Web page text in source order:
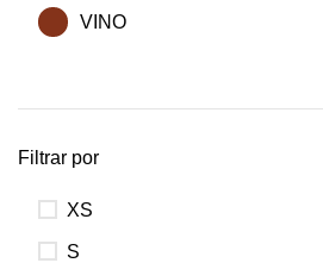
VINO
Filtrar por
XS
S